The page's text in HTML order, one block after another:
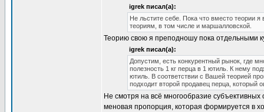
igrek писал(а):
Не льстите себе. Пока что вместо теории
теориям, в том числе и маршалловской.
Теорию свою я преподношу пока отдельными
igrek писал(а):
Допустим, есть конкурентный рынок, где
полезность 1 кг перца в 1 ютиль. К нему
ютиль. В соответствии с Вашей теорией
подходит второй продавец перца, который
Не смотря на всё многообразие
меновая пропорция, которая формируется в